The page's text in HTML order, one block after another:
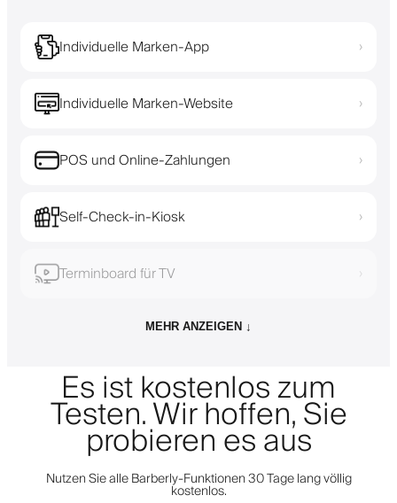
Individuelle Marken-App ›
Individuelle Marken-Website ›
POS und Online-Zahlungen ›
Self-Check-in-Kiosk ›
Terminboard für TV ›
MEHR ANZEIGEN ↓
Es ist kostenlos zum
Testen. Wir hoffen, Sie
probieren es aus
Nutzen Sie alle Barberly-Funktionen 30 Tage lang völlig
kostenlos.